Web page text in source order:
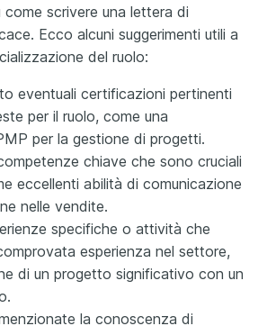
come scrivere una lettera di
Ecco alcuni suggerimenti utili a
del ruolo:
eventuali certificazioni pertinenti
per il ruolo, come una
per la gestione di progetti.
chiave che sono cruciali
eccellenti abilità di comunicazione
nelle vendite.
specifiche o attività che
esperienza nel settore,
di un progetto significativo con un
la conoscenza di